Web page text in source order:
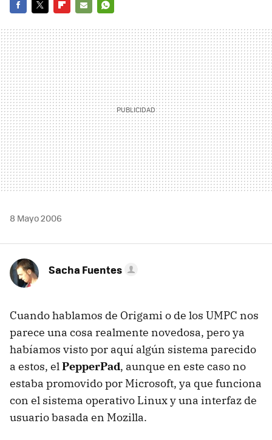
MAIL
8 Mayo 2006
Sacha Fuentes
Cuando hablamos de Origami o de los UMPC nos
parece una cosa realmente novedosa, pero ya
habíamos visto por aquí algún sistema parecido
a estos, elPepperPad, aunque en este caso no
estaba promovido por Microsoft, ya que funciona
con el sistema operativo Linux y una interfaz de
usuario basada en Mozilla.